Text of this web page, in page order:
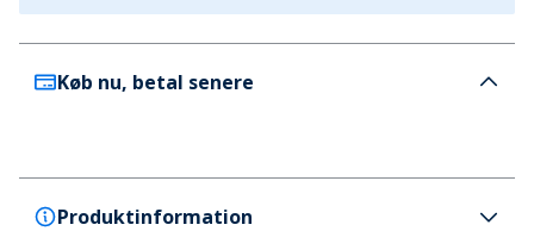
Køb nu, betal senere
Produktinformation